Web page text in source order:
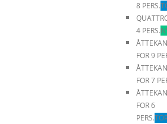
8 PERS.
4 PERS.
FOR 9
FOR 7
FOR 6
PERS.